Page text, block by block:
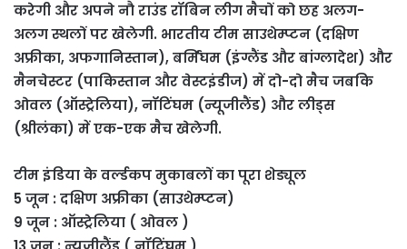
करेगी और अपने नौ राउंड रॉबिन लीग मैचों को छह अलग-
अलग स्थलों पर खेलेगी. भारतीय टीम साउथेम्प्टन (दक्षिण
अफ्रीका, अफगानिस्तान), बर्मिंघम (इंग्लैंड और बांग्लादेश) और
मैनचेस्टर (पाकिस्तान और वेस्टइंडीज) में दो-दो मैच जबकि
ओवल (ऑस्ट्रेलिया), नॉटिंघम (न्यूजीलैंड) और लीड्स
(श्रीलंका) में एक-एक मैच खेलेगी.
टीम इंडिया के वर्ल्डकप मुकाबलों का पूरा शेड्यूल
5 जून : दक्षिण अफ्रीका (साउथेम्प्टन)
9 जून : ऑस्ट्रेलिया ( ओवल )